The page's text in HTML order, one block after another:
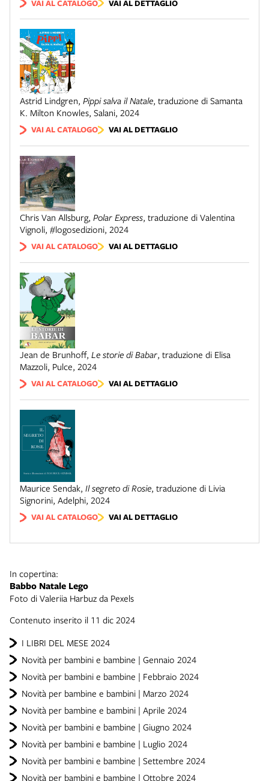
I LIBRI DEL MESE 2024
Novità per bambini e bambine | Gennaio 2024
Novità per bambini e bambine | Febbraio 2024
Novità per bambine e bambini | Marzo 2024
Novità per bambine e bambini | Aprile 2024
Novità per bambini e bambine | Giugno 2024
Novità per bambini e bambine | Luglio 2024
Novità per bambini e bambine | Settembre 2024
Novità per bambini e bambine | Ottobre 2024
VAI AL CATALOGO VAI AL DETTAGLIO
Astrid Lindgren, Pippi salva il Natale, traduzione di Samanta
K. Milton Knowles, Salani, 2024
VAI AL CATALOGO VAI AL DETTAGLIO
Chris Van Allsburg, Polar Express, traduzione di Valentina
Vignoli, #logosedizioni, 2024
VAI AL CATALOGO VAI AL DETTAGLIO
Jean de Brunhoff, Le storie di Babar, traduzione di Elisa
Mazzoli, Pulce, 2024
VAI AL CATALOGO VAI AL DETTAGLIO
Maurice Sendak, Il segreto di Rosie, traduzione di Livia
Signorini, Adelphi, 2024
VAI AL CATALOGO VAI AL DETTAGLIO
In copertina:
Babbo Natale Lego
Foto di Valeriia Harbuz da Pexels
Contenuto inserito il 11 dic 2024